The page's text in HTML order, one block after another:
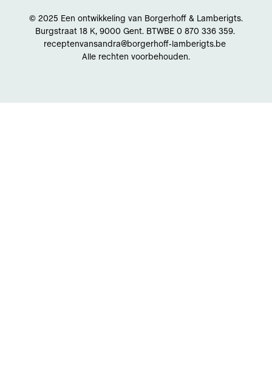
© 2025 Een ontwikkeling van Borgerhoff & Lamberigts.
Burgstraat 18 K, 9000 Gent. BTWBE 0 870 336 359.
receptenvansandra@borgerhoff-lamberigts.be
Alle rechten voorbehouden.